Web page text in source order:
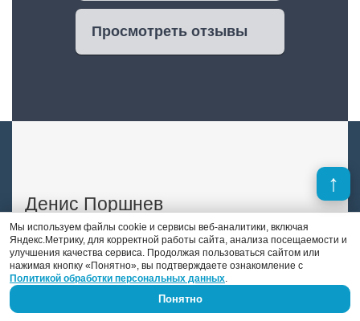
Просмотреть отзывы
Денис Поршнев
В отличие от многих конкурентов, в штате
«DS auto» есть опытный автоэлектрик-
диагност. Это Денис Поршнев, который
занимается автоэлектрикой уже 9 лет.
Мы используем файлы cookie и сервисы веб-аналитики, включая
Яндекс.Метрику, для корректной работы сайта, анализа посещаемости и
улучшения качества сервиса. Продолжая пользоваться сайтом или
нажимая кнопку «Понятно», вы подтверждаете ознакомление с
Политикой обработки персональных данных.
Понятно